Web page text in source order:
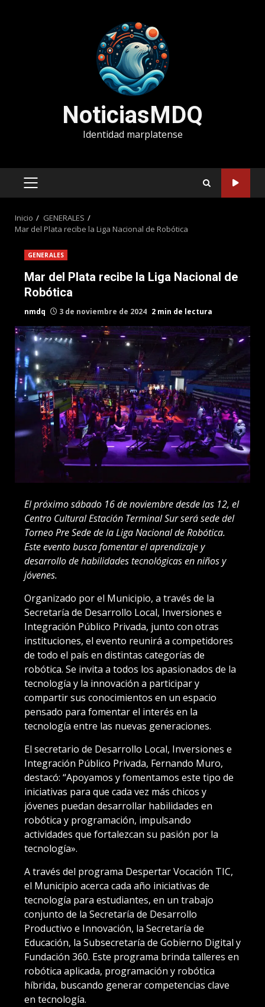
NoticiasMDQ
Identidad marplatense
MENÚ
Inicio
GENERALES
Mar del Plata recibe la Liga Nacional de Robótica
GENERALES
Mar del Plata recibe la Liga Nacional de
Robótica
nmdq 3 de noviembre de 2024 2 min de lectura
El próximo sábado 16 de noviembre desde las 12, el
Centro Cultural Estación Terminal Sur será sede del
Torneo Pre Sede de la Liga Nacional de Robótica.
Este evento busca fomentar el aprendizaje y
desarrollo de habilidades tecnológicas en niños y
jóvenes.
Organizado por el Municipio, a través de la
Secretaría de Desarrollo Local, Inversiones e
Integración Público Privada, junto con otras
instituciones, el evento reunirá a competidores
de todo el país en distintas categorías de
robótica. Se invita a todos los apasionados de la
tecnología y la innovación a participar y
compartir sus conocimientos en un espacio
pensado para fomentar el interés en la
tecnología entre las nuevas generaciones.
El secretario de Desarrollo Local, Inversiones e
Integración Público Privada, Fernando Muro,
destacó: “Apoyamos y fomentamos este tipo de
iniciativas para que cada vez más chicos y
jóvenes puedan desarrollar habilidades en
robótica y programación, impulsando
actividades que fortalezcan su pasión por la
tecnología».
A través del programa Despertar Vocación TIC,
el Municipio acerca cada año iniciativas de
tecnología para estudiantes, en un trabajo
conjunto de la Secretaría de Desarrollo
Productivo e Innovación, la Secretaría de
Educación, la Subsecretaría de Gobierno Digital y
Fundación 360. Este programa brinda talleres en
robótica aplicada, programación y robótica
híbrida, buscando generar competencias clave
en tecnología.